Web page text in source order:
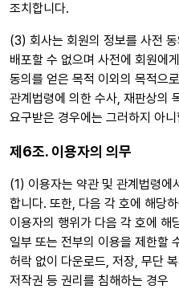
조치합니다.
(3) 회사는 회원의 정보를 사전
배포할 수 없으며 사전에 회원에
동의를 얻은 목적 이외의 목적으
관계법령에 의한 수사, 재판상의
요구받은 경우에는 그러하지 아
제6조. 이용자의 의무
(1) 이용자는 약관 및 관계법령에
합니다. 또한, 다음 각 호에 해당
이용자의 행위가 다음 각 호에 해
일부 또는 전부의 이용을 제한할
허락 없이 다운로드, 저장, 무단
저작권 등 권리를 침해하는 경우